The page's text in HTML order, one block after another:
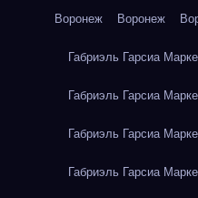
Воронеж Воронеж
Габриэль Гарсиа
Габриэль Гарсиа
Габриэль Гарсиа
Габриэль Гарсиа